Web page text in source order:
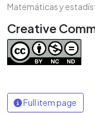
Matemáticas y
Creative
Full item page